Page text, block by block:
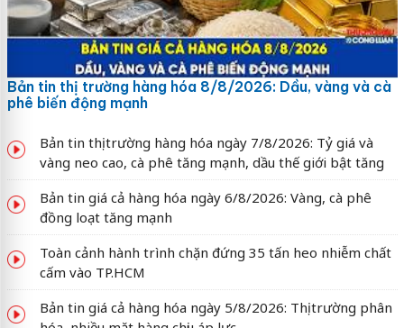
Bản tin thị trường hàng hóa 8/8/2026: Dầu, vàng và cà
phê biến động mạnh
Bản tin thị trường hàng hóa ngày 7/8/2026: Tỷ giá và
vàng neo cao, cà phê tăng mạnh, dầu thế giới bật tăng
Bản tin giá cả hàng hóa ngày 6/8/2026: Vàng, cà phê
đồng loạt tăng mạnh
Toàn cảnh hành trình chặn đứng 35 tấn heo nhiễm chất
cấm vào TP.HCM
Bản tin giá cả hàng hóa ngày 5/8/2026: Thị trường phân